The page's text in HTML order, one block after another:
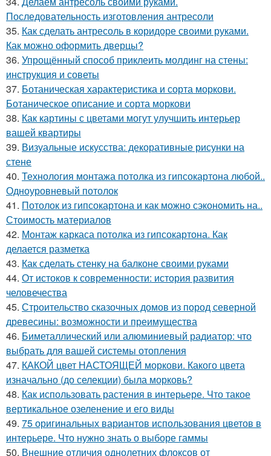
Последовательность изготовления антресоли
35. Как сделать антресоль в коридоре своими руками.
Как можно оформить дверцы?
36. Упрощённый способ приклеить молдинг на стены:
инструкция и советы
37. Ботаническая характеристика и сорта моркови.
Ботаническое описание и сорта моркови
38. Как картины с цветами могут улучшить интерьер
вашей квартиры
39. Визуальные искусства: декоративные рисунки на
стене
40. Технология монтажа потолка из гипсокартона любой..
Одноуровневый потолок
41. Потолок из гипсокартона и как можно сэкономить на..
Стоимость материалов
42. Монтаж каркаса потолка из гипсокартона. Как
делается разметка
43. Как сделать стенку на балконе своими руками
44. От истоков к современности: история развития
человечества
45. Строительство сказочных домов из пород северной
древесины: возможности и преимущества
46. Биметаллический или алюминиевый радиатор: что
выбрать для вашей системы отопления
47. КАКОЙ цвет НАСТОЯЩЕЙ моркови. Какого цвета
изначально (до селекции) была морковь?
48. Как использовать растения в интерьере. Что такое
вертикальное озеленение и его виды
49. 75 оригинальных вариантов использования цветов в
интерьере. Что нужно знать о выборе гаммы
50. Внешние отличия однолетних флоксов от